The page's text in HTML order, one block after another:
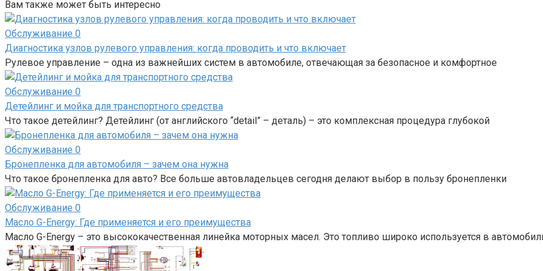
Вам также может быть интересно
Обслуживание 0
Диагностика узлов рулевого управления: когда проводить и что включает
Рулевое управление – одна из важнейших систем в автомобиле, отвечающая за безопасное и комфортное
Обслуживание 0
Детейлинг и мойка для транспортного средства
Что такое детейлинг? Детейлинг (от английского “detail” – деталь) – это комплексная процедура глубокой
Обслуживание 0
Бронепленка для автомобиля – зачем она нужна
Что такое бронепленка для авто? Все больше автовладельцев сегодня делают выбор в пользу бронепленки
Обслуживание 0
Масло G-Energy: Где применяется и его преимущества
Масло G-Energy – это высококачественная линейка моторных масел. Это топливо широко используется в